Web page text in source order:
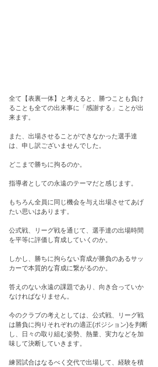
全て【表裏一体】と考えると、勝つことも負け
ることも全ての出来事に「感謝する」ことが出
来ます。
また、出場させることができなかった選手達
は、申し訳ございませんでした。
どこまで勝ちに拘るのか。
指導者としての永遠のテーマだと感じます。
もちろん全員に同じ機会を与え出場させてあげ
たい思いはあります。
公式戦、リーグ戦を通じて、選手達の出場時間
を平等に評価し育成していくのか。
しかし、勝ちに拘らない育成が勝負のあるサッ
カーで本質的な育成に繋がるのか。
答えのない永遠の課題であり、向き合っていか
なければなりません。
今のクラブの考えとしては、公式戦、リーグ戦
は勝負に拘りそれぞれの適正(ポジション)を判断
し、日々の取り組む姿勢、熱量、実力などを加
味して決断していきます。
練習試合はなるべく交代で出場して、経験を積